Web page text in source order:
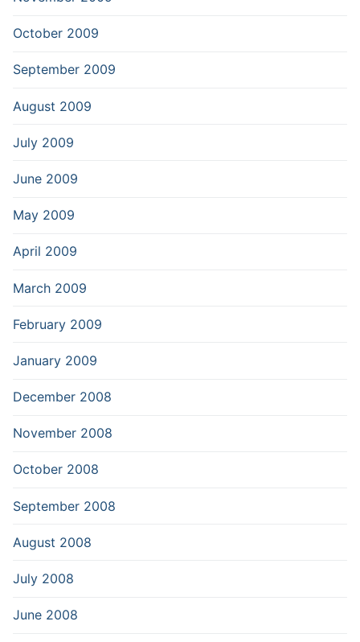
October 2009
September 2009
August 2009
July 2009
June 2009
May 2009
April 2009
March 2009
February 2009
January 2009
December 2008
November 2008
October 2008
September 2008
August 2008
July 2008
June 2008